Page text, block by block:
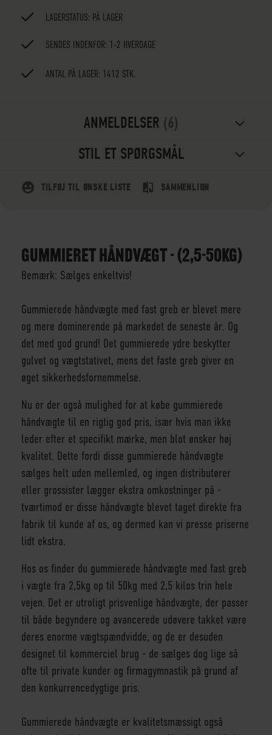
LAGERSTATUS: PÅ LAGER
SENDES INDENFOR: 1-2 HVERDAGE
ANTAL PÅ LAGER: 1412 STK.
ANMELDELSER 6
STIL ET SPØRGSMÅL
TILFØJ TIL ØNSKE LISTE SAMMENLIGN
GUMMIERET HÅNDVÆGT - (2,5-50KG)
Bemærk: Sælges enkeltvis!
Gummierede håndvægte med fast greb er blevet mere
og mere dominerende på markedet de seneste år. Og
det med god grund! Det gummierede ydre beskytter
gulvet og vægtstativet, mens det faste greb giver en
øget sikkerhedsfornemmelse.
Nu er der også mulighed for at købe gummierede
håndvægte til en rigtig god pris, især hvis man ikke
leder efter et specifikt mærke, men blot ønsker høj
kvalitet. Dette fordi disse gummierede håndvægte
sælges helt uden mellemled, og ingen distributører
eller grossister lægger ekstra omkostninger på -
tværtimod er disse håndvægte blevet taget direkte fra
fabrik til kunde af os, og dermed kan vi presse priserne
lidt ekstra.
Hos os finder du gummierede håndvægte med fast greb
i vægte fra 2,5kg op til 50kg med 2,5 kilos trin hele
vejen. Det er utroligt prisvenlige håndvægte, der passer
til både begyndere og avancerede udøvere takket være
deres enorme vægtspændvidde, og de er desuden
designet til kommerciel brug - de sælges dog lige så
ofte til private kunder og firmagymnastik på grund af
den konkurrencedygtige pris.
Gummierede håndvægte er kvalitetsmæssigt også